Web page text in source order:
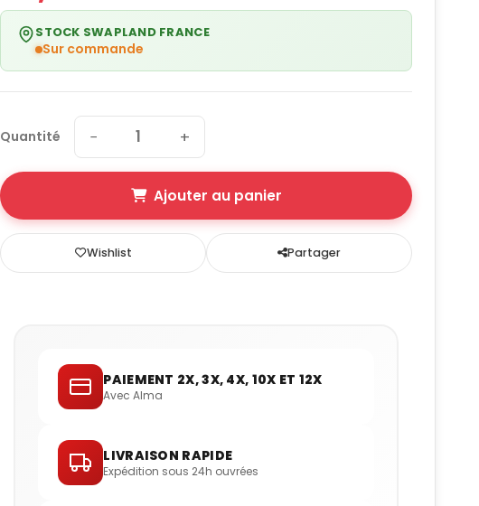
STOCK SWAPLAND FRANCE
Sur commande
Quantité − +
Ajouter au panier
Wishlist Partager
PAIEMENT 2X, 3X, 4X, 10X ET 12X
Avec Alma
LIVRAISON RAPIDE
Expédition sous 24h ouvrées